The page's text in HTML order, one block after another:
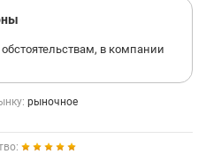
в компании
рыночное